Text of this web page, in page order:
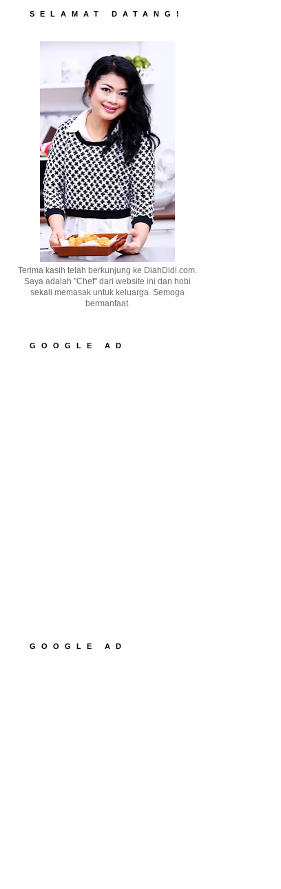
SELAMAT DATANG!
Terima kasih telah berkunjung ke DiahDidi.com.
Saya adalah "Chef" dari website ini dan hobi
sekali memasak untuk keluarga. Semoga
bermanfaat.
GOOGLE AD
GOOGLE AD